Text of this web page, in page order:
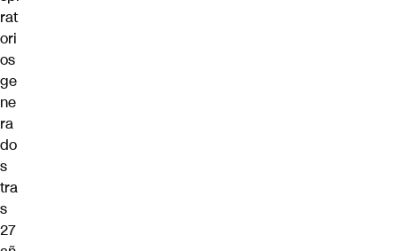
rat
ori
os
ge
ne
ra
do
s
tra
s
27